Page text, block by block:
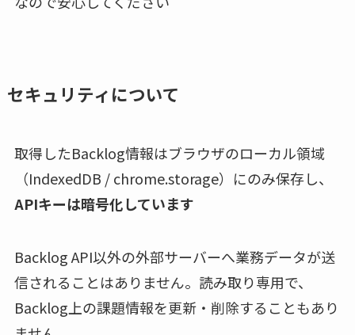
セキュリティについて
取得したBacklog情報はブラウザのローカル領域
（IndexedDB / chrome.storage）にのみ保存し、
APIキーは暗号化しています
Backlog API以外の外部サーバーへ業務データが送
信されることはありません。読み取り専用で、
Backlog上の課題情報を更新・削除することもあり